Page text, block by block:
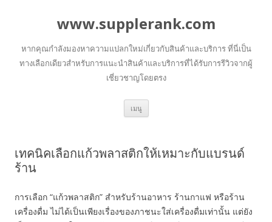
www.supplerank.com
หากคุณกำลังมองหาความแปลกใหม่เกี่ยวกับสินค้าและบริการ ที่นี่เป็น
ทางเลือกเดียวสำหรับการแนะนำสินค้าและบริการที่ได้รับการรีวิวจากผู้
เชี่ยวชาญโดยตรง
เมนู ข้าม
ยัง
เทคนิคเลือกแก้วพลาสติกให้เหมาะกับแบรนด์
ร้าน
การเลือก “แก้วพลาสติก” สำหรับร้านอาหาร ร้านกาแฟ หรือร้าน
เครื่องดื่ม ไม่ได้เป็นเพียงเรื่องของภาชนะใส่เครื่องดื่มเท่านั้น แต่ยัง